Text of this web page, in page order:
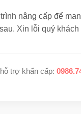
nâng cấp để
Xin lỗi quý
trợ khẩn cấp: